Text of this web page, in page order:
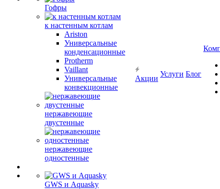
Гофры
к настенным котлам
Ariston
Универсальные
конденсационные
Protherm
Vaillant
Универсальные
конвекционные
нержавеющие
двустенные
нержавеющие
одностенные
GWS и Aquasky
Акции
Услуги Блог